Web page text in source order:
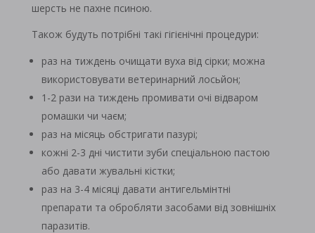
шерсть не пахне псиною.
Також будуть потрібні такі гігієнічні процедури:
раз на тиждень очищати вуха від сірки; можна
використовувати ветеринарний лосьйон;
1-2 рази на тиждень промивати очі відваром
ромашки чи чаєм;
раз на місяць обстригати пазурі;
кожні 2-3 дні чистити зуби спеціальною пастою
або давати жувальні кістки;
раз на 3-4 місяці давати антигельмінтні
препарати та обробляти засобами від зовнішніх
паразитів.